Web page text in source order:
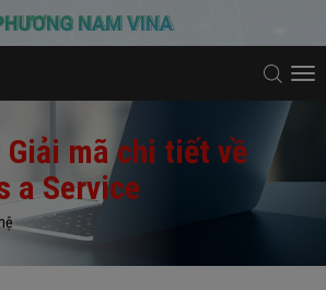
Giải mã chi tiết về
a Service